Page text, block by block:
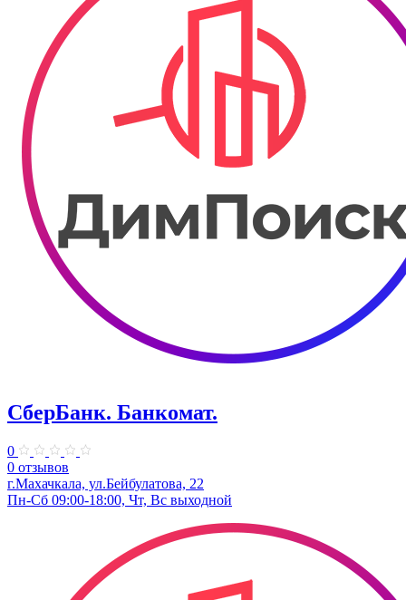
СберБанк. ​Банкомат.
0
0 отзывов
г.Махачкала, ул.Бейбулатова, 22
Пн-Сб 09:00-18:00, Чт, Вс выходной